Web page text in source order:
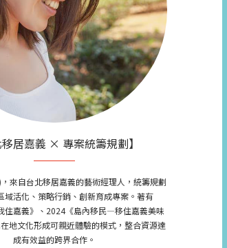
移居嘉義 × 專案統籌規劃】
來自台北移居嘉義的藝術經理人，統籌規劃
域活化、策略行銷、創新育成專案。著有
住嘉義》、2024《島內移民—移住嘉義美味
地文化形成可親近體驗的模式，整合資源達
成有效益的跨界合作。